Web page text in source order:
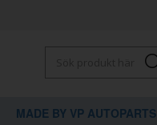
MADE BY VP AUTOPARTS